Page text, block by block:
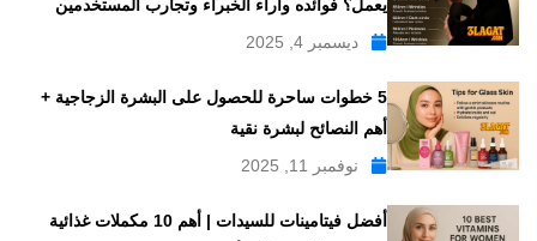
يعمل؟ فوائده وآراء الخبراء وتجارب المستخدمين
ديسمبر 4, 2025
5 خطوات ساحرة للحصول على البشرة الزجاجية +
أهم النصائح لبشرة نقية
نوفمبر 11, 2025
أفضل فيتامينات للسيدات | أهم 10 مكملات غذائية